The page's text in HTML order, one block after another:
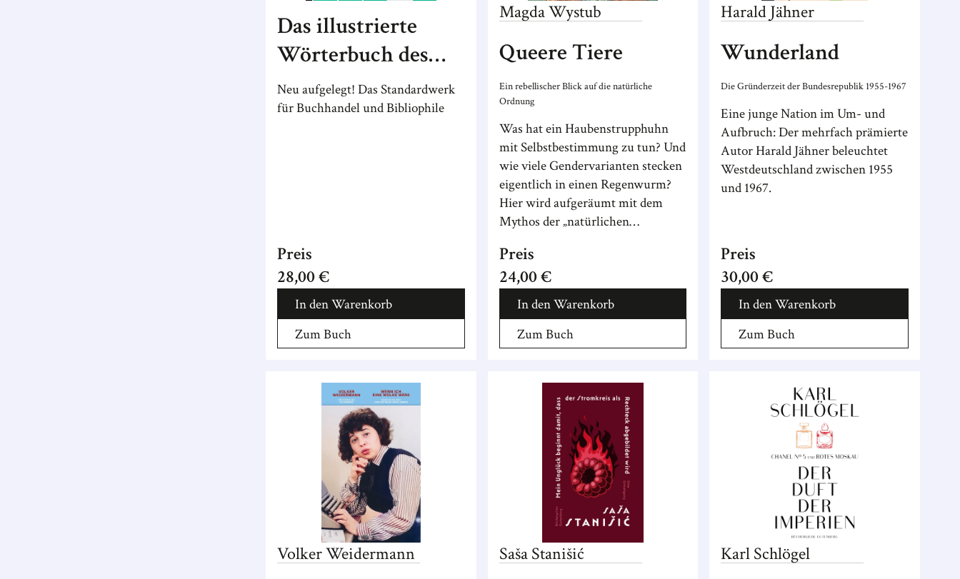
Das illustrierte
Wörterbuch des
Buches
Neu aufgelegt! Das Standardwerk
für Buchhandel und Bibliophile
Preis
28,00 €
In den Warenkorb
Zum Buch
MagdaWystub
Queere Tiere
Ein rebellischer Blick auf die natürliche
Ordnung
Was hat ein Haubenstrupphuhn
mit Selbstbestimmung zu tun? Und
wie viele Gendervarianten stecken
eigentlich in einen Regenwurm?
Hier wird aufgeräumt mit dem
Mythos der „natürlichen
Preis
24,00 €
In den Warenkorb
Zum Buch
HaraldJähner
Wunderland
Die Gründerzeit der Bundesrepublik 1955-1967
Eine junge Nation im Um- und
Aufbruch: Der mehrfach prämierte
Autor Harald Jähner beleuchtet
Westdeutschland zwischen 1955
und 1967.
Preis
30,00 €
In den Warenkorb
Zum Buch
VolkerWeidermann Saša Stanišić KarlSchlögel